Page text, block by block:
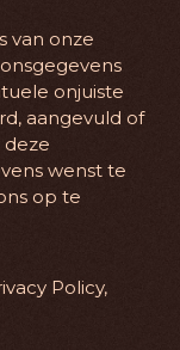
van onze
onjuiste
aangevuld of
deze
wenst te
op te
Policy,